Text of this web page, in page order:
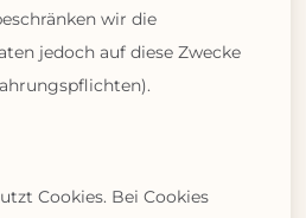
wir die
jedoch auf diese Zwecke
Cookies. Bei Cookies